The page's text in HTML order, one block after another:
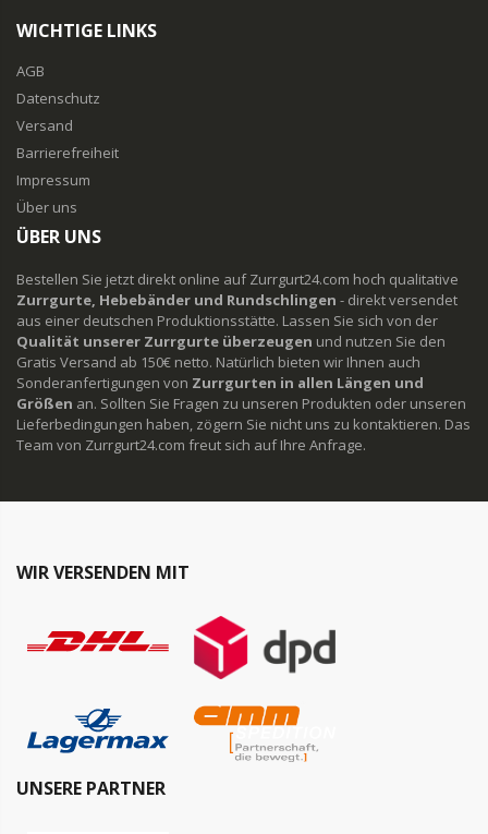
WICHTIGE LINKS
AGB
Datenschutz
Versand
Barrierefreiheit
Impressum
Über uns
ÜBER UNS
Bestellen Sie jetzt direkt online auf Zurrgurt24.com hoch qualitative
Zurrgurte, Hebebänder und Rundschlingen - direkt versendet
aus einer deutschen Produktionsstätte. Lassen Sie sich von der
Qualität unserer Zurrgurte überzeugen und nutzen Sie den
Gratis Versand ab 150€ netto. Natürlich bieten wir Ihnen auch
Sonderanfertigungen von Zurrgurten in allen Längen und
Größen an. Sollten Sie Fragen zu unseren Produkten oder unseren
Lieferbedingungen haben, zögern Sie nicht uns zu kontaktieren. Das
Team von Zurrgurt24.com freut sich auf Ihre Anfrage.
WIR VERSENDEN MIT
UNSERE PARTNER